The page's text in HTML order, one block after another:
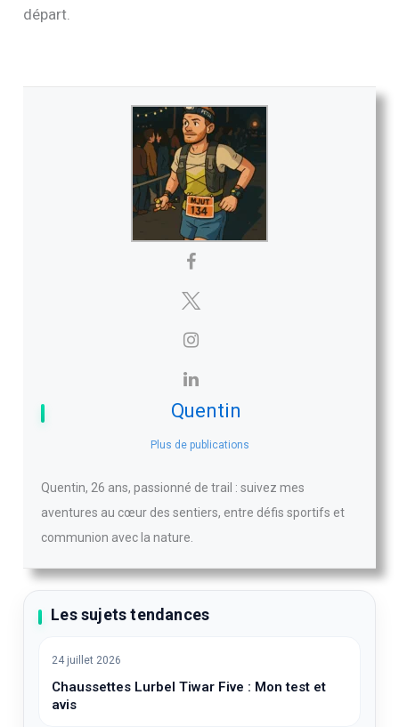
départ.
Quentin
Plus de publications
Quentin, 26 ans, passionné de trail : suivez mes
aventures au cœur des sentiers, entre défis sportifs et
communion avec la nature.
Les sujets tendances
24 juillet 2026
Chaussettes Lurbel Tiwar Five : Mon test et
avis